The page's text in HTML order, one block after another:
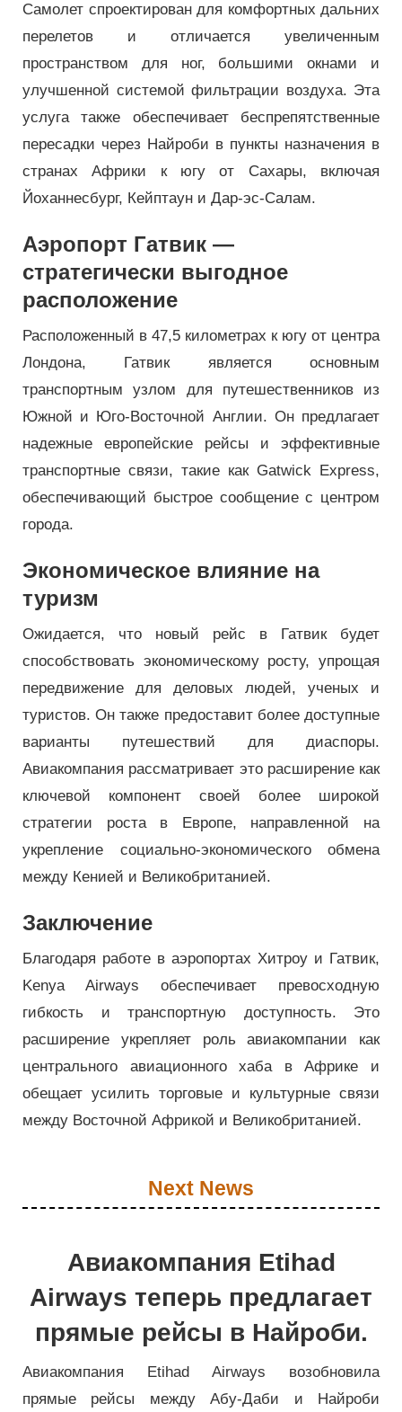
Самолет спроектирован для комфортных дальних
перелетов и отличается увеличенным
пространством для ног, большими окнами и
улучшенной системой фильтрации воздуха. Эта
услуга также обеспечивает беспрепятственные
пересадки через Найроби в пункты назначения в
странах Африки к югу от Сахары, включая
Йоханнесбург, Кейптаун и Дар-эс-Салам.
Аэропорт Гатвик —
стратегически выгодное
расположение
Расположенный в 47,5 километрах к югу от центра
Лондона, Гатвик является основным
транспортным узлом для путешественников из
Южной и Юго-Восточной Англии. Он предлагает
надежные европейские рейсы и эффективные
транспортные связи, такие как Gatwick Express,
обеспечивающий быстрое сообщение с центром
города.
Экономическое влияние на
туризм
Ожидается, что новый рейс в Гатвик будет
способствовать экономическому росту, упрощая
передвижение для деловых людей, ученых и
туристов. Он также предоставит более доступные
варианты путешествий для диаспоры.
Авиакомпания рассматривает это расширение как
ключевой компонент своей более широкой
стратегии роста в Европе, направленной на
укрепление социально-экономического обмена
между Кенией и Великобританией.
Заключение
Благодаря работе в аэропортах Хитроу и Гатвик,
Kenya Airways обеспечивает превосходную
гибкость и транспортную доступность. Это
расширение укрепляет роль авиакомпании как
центрального авиационного хаба в Африке и
обещает усилить торговые и культурные связи
между Восточной Африкой и Великобританией.
Next News
Авиакомпания Etihad
Airways теперь предлагает
прямые рейсы в Найроби.
Авиакомпания Etihad Airways возобновила
прямые рейсы между Абу-Даби и Найроби